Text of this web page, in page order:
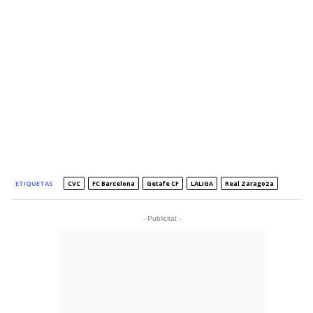
ETIQUETAS CVC FC Barcelona Getafe CF LALIGA Real Zaragoza
- Publicitat -